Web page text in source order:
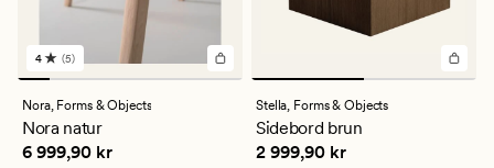
5
anmeldelser
med
en
gjennomsnittlig
vurdering
4 (5)
Nora, Forms & Objects
Nora natur
Pris 6 999,90 kr
6 999,90 kr
Stella, Forms & Objects
Sidebord brun
Pris 2 999,90 kr
2 999,90 kr